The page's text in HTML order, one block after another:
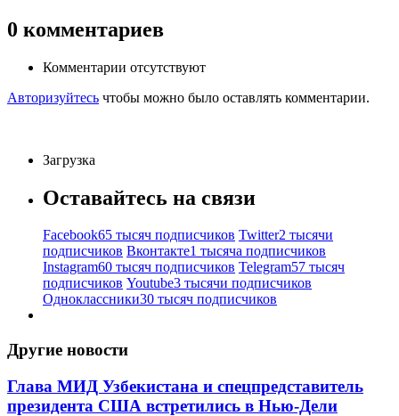
0 комментариев
Комментарии отсутствуют
Авторизуйтесь чтобы можно было оставлять комментарии.
Загрузка
Оставайтесь на связи
Facebook65 тысяч подписчиков Twitter2 тысячи
подписчиков Вконтакте1 тысяча подписчиков
Instagram60 тысяч подписчиков Telegram57 тысяч
подписчиков Youtube3 тысячи подписчиков
Одноклассники30 тысяч подписчиков
Другие новости
Глава МИД Узбекистана и спецпредставитель
президента США встретились в Нью-Дели